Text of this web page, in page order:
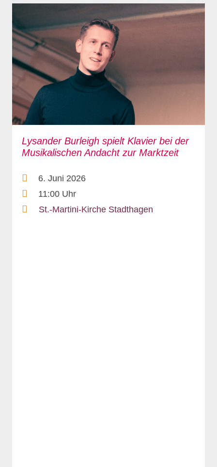
Lysander Burleigh spielt Klavier bei der
Musikalischen Andacht zur Marktzeit
6. Juni 2026
11:00 Uhr
St.-Martini-Kirche Stadthagen